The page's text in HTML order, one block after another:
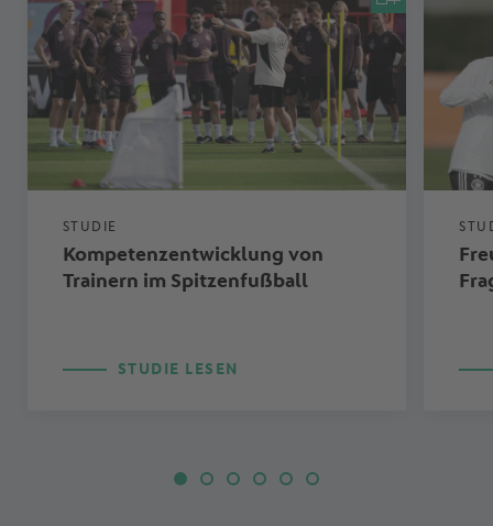
STUDIE
Kompetenzentwicklung von
Trainern im Spitzenfußball
STUDIE LESEN